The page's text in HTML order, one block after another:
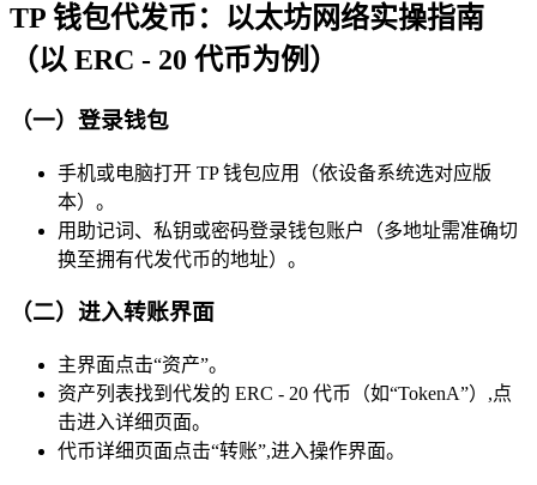
TP 钱包代发币：以太坊网络实操指南
（以 ERC - 20 代币为例）
（一）登录钱包
手机或电脑打开 TP 钱包应用（依设备系统选对应版
本）。
用助记词、私钥或密码登录钱包账户（多地址需准确切
换至拥有代发代币的地址）。
（二）进入转账界面
主界面点击“资产”。
资产列表找到代发的 ERC - 20 代币（如“TokenA”）,点
击进入详细页面。
代币详细页面点击“转账”,进入操作界面。